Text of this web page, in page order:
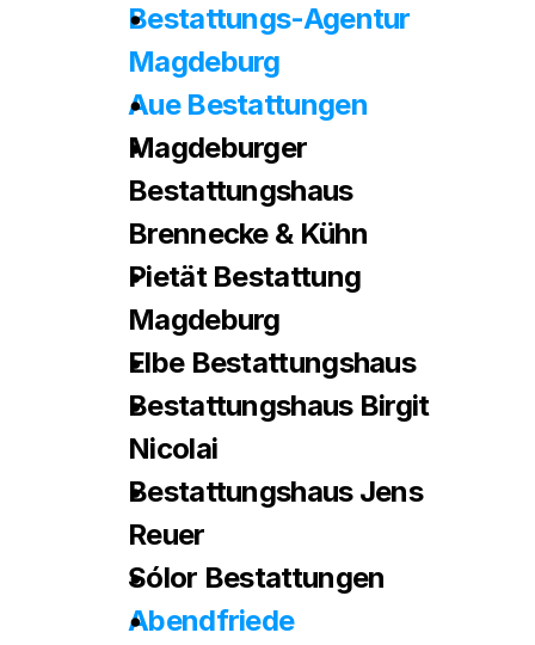
Bestattungs-Agentur
Magdeburg
Aue Bestattungen
Magdeburger
Bestattungshaus
Brennecke & Kühn
Pietät Bestattung
Magdeburg
Elbe Bestattungshaus
Bestattungshaus Birgit
Nicolai
Bestattungshaus Jens
Reuer
Sólor Bestattungen
Abendfriede